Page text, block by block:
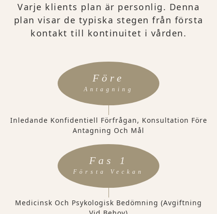
Varje klients plan är personlig. Denna
plan visar de typiska stegen från första
kontakt till kontinuitet i vården.
Före
Antagning
Inledande Konfidentiell Förfrågan, Konsultation Före
Antagning Och Mål
Fas 1
Första Veckan
Medicinsk Och Psykologisk Bedömning (avgiftning